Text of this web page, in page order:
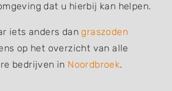
dat u hierbij kan helpen.
iets anders dangraszoden
op het overzicht van alle
bedrijven in Noordbroek.